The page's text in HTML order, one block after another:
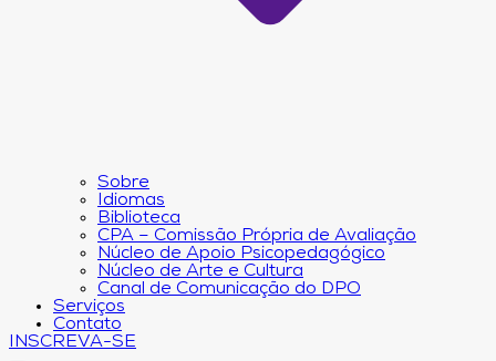
Sobre
Idiomas
Biblioteca
CPA – Comissão Própria de Avaliação
Núcleo de Apoio Psicopedagógico
Núcleo de Arte e Cultura
Canal de Comunicação do DPO
Serviços
Contato
INSCREVA-SE